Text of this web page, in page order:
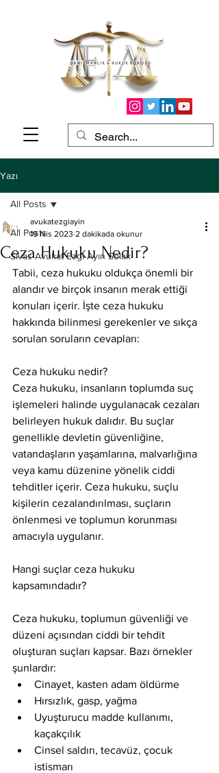
Yazı
All Posts
Sivas Avukat Ezgi Ayın Solak
All Posts
Ceza Hukuku Nedir?
avukatezgiayin
19 Nis 2023 2 dakikada okunur
Tabii, ceza hukuku oldukça önemli bir
alandır ve birçok insanın merak ettiği
konuları içerir. İşte ceza hukuku
hakkında bilinmesi gerekenler ve sıkça
sorulan soruların cevapları:
Ceza hukuku nedir?
Ceza hukuku, insanların toplumda suç
işlemeleri halinde uygulanacak cezaları
belirleyen hukuk dalıdır. Bu suçlar
genellikle devletin güvenliğine,
vatandaşların yaşamlarına, malvarlığına
veya kamu düzenine yönelik ciddi
tehditler içerir. Ceza hukuku, suçlu
kişilerin cezalandırılması, suçların
önlenmesi ve toplumun korunması
amacıyla uygulanır.
Hangi suçlar ceza hukuku
kapsamındadır?
Ceza hukuku, toplumun güvenliği ve
düzeni açısından ciddi bir tehdit
oluşturan suçları kapsar. Bazı örnekler
şunlardır:
Cinayet, kasten adam öldürme
Hırsızlık, gasp, yağma
Uyuşturucu madde kullanımı,
kaçakçılık
Cinsel saldırı, tecavüz, çocuk
istismarı